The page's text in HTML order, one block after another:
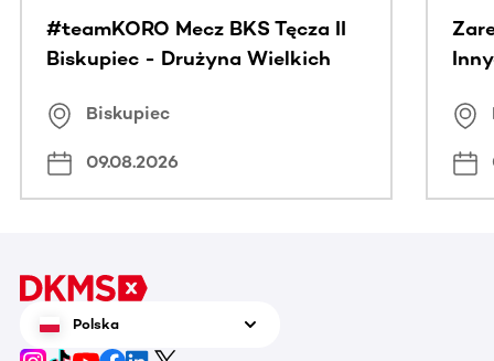
#teamKORO Mecz BKS Tęcza II
Biskupiec - Drużyna Wielkich
Biskupiec
09.08.2026
Polska